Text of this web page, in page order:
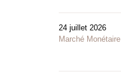
24 juillet 2026
Marché Monétaire